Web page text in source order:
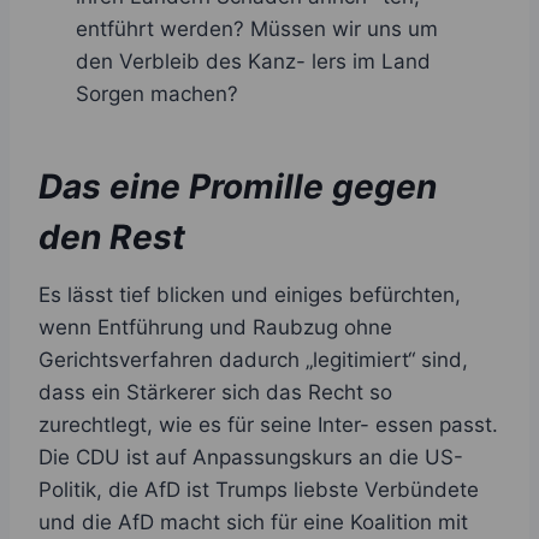
entführt werden? Müssen wir uns um
den Verbleib des Kanz- lers im Land
Sorgen machen?
Das eine Promille gegen
den Rest
Es lässt tief blicken und einiges befürchten,
wenn Entführung und Raubzug ohne
Gerichtsverfahren dadurch „legitimiert“ sind,
dass ein Stärkerer sich das Recht so
zurechtlegt, wie es für seine Inter- essen passt.
Die CDU ist auf Anpassungskurs an die US-
Politik, die AfD ist Trumps liebste Verbündete
und die AfD macht sich für eine Koalition mit